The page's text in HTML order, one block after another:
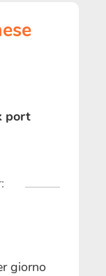
port
giorno